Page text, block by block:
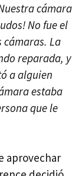
cámara
No fue el
cámaras. La
reparada, y
a alguien
estaba
que le
aprovechar